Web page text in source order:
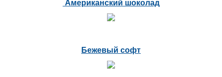
Американский шоколад
Бежевый софт